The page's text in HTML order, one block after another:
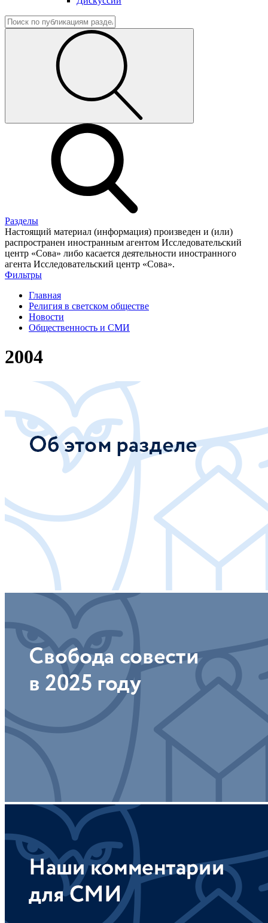
Разделы
Настоящий материал (информация) произведен и (или)
распространен иностранным агентом Исследовательский
центр «Сова» либо касается деятельности иностранного
агента Исследовательский центр «Сова».
Фильтры
Главная
Религия в светском обществе
Новости
Общественность и СМИ
2004